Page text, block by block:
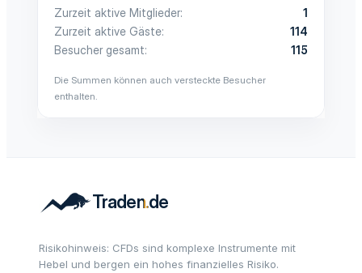
Zurzeit aktive Mitglieder
1
Zurzeit aktive Gäste
114
Besucher gesamt
115
Die Summen können auch versteckte Besucher
enthalten.
Risikohinweis: CFDs sind komplexe Instrumente mit
Hebel und bergen ein hohes finanzielles Risiko.